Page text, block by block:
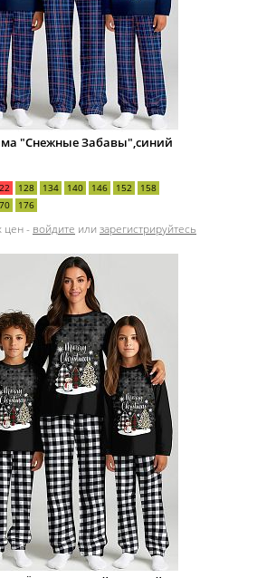
"Снежные Забавы",синий
128 134 140 146 152
158
176
цен - войдите или зарегистрируйтесь